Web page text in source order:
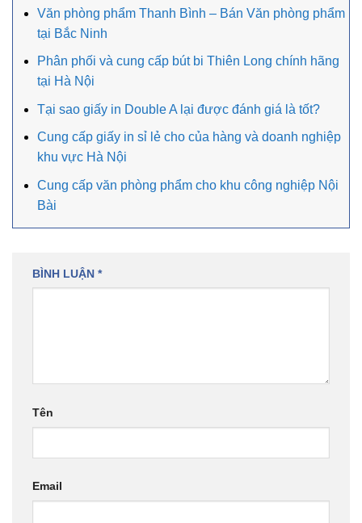
Văn phòng phẩm Thanh Bình – Bán Văn phòng phẩm
tại Bắc Ninh
Phân phối và cung cấp bút bi Thiên Long chính hãng
tại Hà Nội
Tại sao giấy in Double A lại được đánh giá là tốt?
Cung cấp giấy in sỉ lẻ cho của hàng và doanh nghiệp
khu vực Hà Nội
Cung cấp văn phòng phẩm cho khu công nghiệp Nội
Bài
BÌNH LUẬN *
Tên
Email